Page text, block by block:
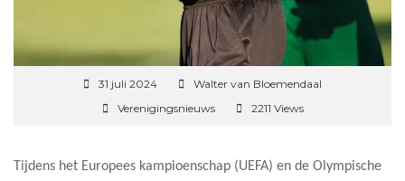
31 juli 2024
Walter van Bloemendaal
Verenigingsnieuws
2211 Views
Tijdens het Europees kampioenschap (UEFA) en de Olympische